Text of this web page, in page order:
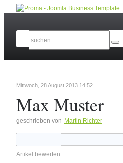
Mittwoch, 28 August 2013 14:52
Max Muster
geschrieben von Martin Richter
Artikel bewerten